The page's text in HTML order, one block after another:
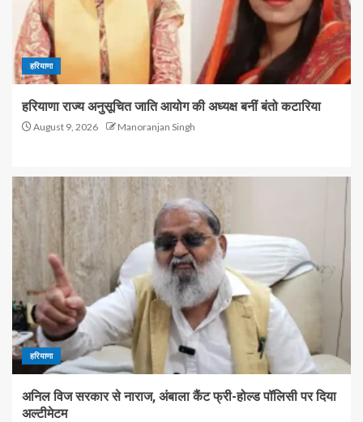
हरियाणा
हरियाणा राज्य अनुसूचित जाति आयोग की अध्यक्ष बनीं बंतो कटारिया
August 9, 2026 Manoranjan Singh
हरियाणा
अनिल विज सरकार से नाराज, अंबाला कैंट फ्री-होल्ड पॉलिसी पर दिया
अल्टीमेटम